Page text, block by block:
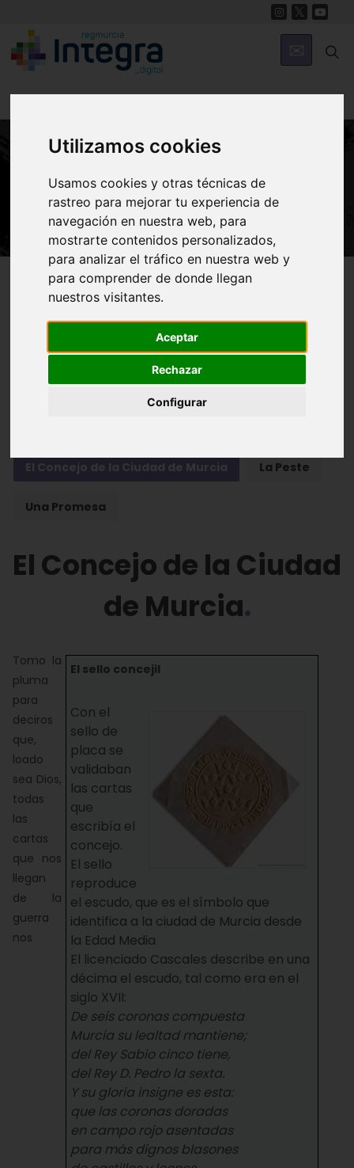
Utilizamos cookies
Usamos cookies y otras técnicas de
rastreo para mejorar tu experiencia de
navegación en nuestra web, para
mostrarte contenidos personalizados,
para analizar el tráfico en nuestra web y
para comprender de donde llegan
nuestros visitantes.
Aceptar
Rechazar
Configurar
Murcia medieval
Región de Murcia Digital Historia Murcia Medieval
Introducción
Entrada en Murcia de los Reyes Católicos
El Concejo de la Ciudad de Murcia La Peste
Una Promesa
El Concejo de la Ciudad
de Murcia
El sello concejil
Con el
sello de
placa se
validaban
las cartas
que
escribía el
concejo.
El sello
reproduce
el escudo, que es el símbolo que
identifica a la ciudad de Murcia desde
la Edad Media
El licenciado Cascales describe en una
décima el escudo, tal como era en el
siglo XVII:
De seis coronas compuesta
Murcia su lealtad mantiene;
del Rey Sabio cinco tiene,
del Rey D. Pedro la sexta.
Y su gloria insigne es esta:
que las coronas doradas
en campo rojo asentadas
para más dignos blasones
Tomo la
pluma
para
deciros
que,
loado
sea Dios,
todas
las
cartas
que nos
llegan
de la
guerra
nos